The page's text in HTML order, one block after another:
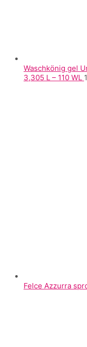
Waschkönig gel
3,305 L – 110 WL
Felce Azzurra